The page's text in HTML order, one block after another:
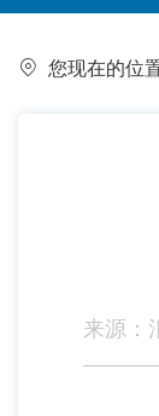
您现在的位
来源：